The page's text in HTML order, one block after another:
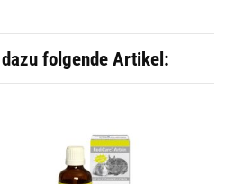
folgende Artikel: